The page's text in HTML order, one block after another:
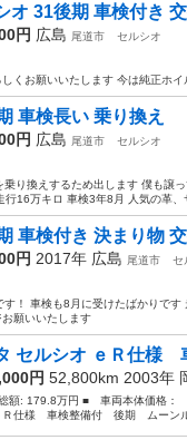
オ 31後期 車検付き
円 広島 尾道市
セルシオ
くお願いいたします 今は純正ホ
車検長い 乗り換え
円 広島 尾道市
セルシオ
乗り換えするため出します 僕も譲
行16万キロ 車検3年8月 人気の革
車検付き 決まり物
円 2017年 広島 尾道市
セ
す！ 車検も8月に受けたばかりで
お願いいたします
タ セルシオ ｅＲ仕
円 52,800km 2003年
額: 179.8万円 ■ 車両本体価格
仕様 車検整備付 後期 ムーン